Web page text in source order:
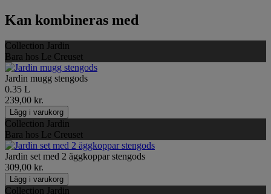
Kan kombineras med
Collection Jardin
Bara hos Le Creuset
Jardin mugg stengods
0.35 L
239,00 kr.
Lägg i varukorg
Collection Jardin
Bara hos Le Creuset
Jardin set med 2 äggkoppar stengods
309,00 kr.
Lägg i varukorg
Collection Jardin